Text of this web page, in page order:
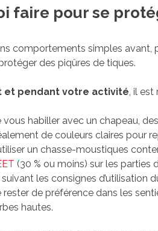
faire pour se
comportements simples avant,
des piqûres de tiques.
et pendant votre activité , il
vous habiller avec un chapeau,
de couleurs claires pour
un chasse-moustiques
(30 % ou moins) sur les
suivant les consignes d’utilisation
rester de préférence dans les
hautes.